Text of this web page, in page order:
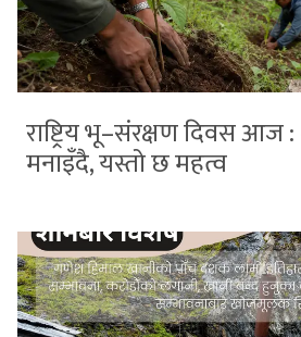
राष्ट्रिय भू–संरक्षण दिवस
मनाइँदै, यस्तो छ महत्व